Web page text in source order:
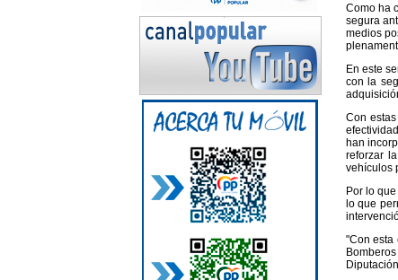
Como ha
segura
medios
En este
con la
Con
han
reforzar
vehículos
Por lo
lo que
"Con esta